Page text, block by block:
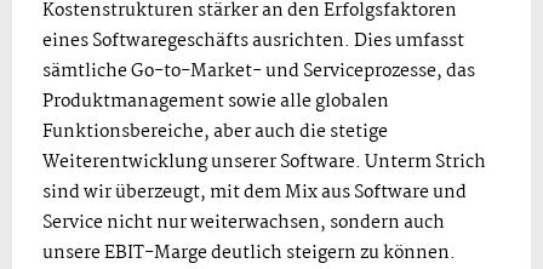
Kostenstrukturen stärker an den Erfolgsfaktoren
eines Softwaregeschäfts ausrichten. Dies umfasst
sämtliche Go-to-Market- und Serviceprozesse, das
Produktmanagement sowie alle globalen
Funktionsbereiche, aber auch die stetige
Weiterentwicklung unserer Software. Unterm Strich
sind wir überzeugt, mit dem Mix aus Software und
Service nicht nur weiterwachsen, sondern auch
unsere EBIT-Marge deutlich steigern zu können.